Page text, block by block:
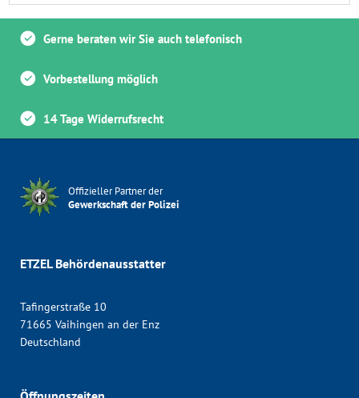
Gerne beraten wir Sie auch telefonisch
Vorbestellung möglich
14 Tage Widerrufsrecht
Offizieller Partner der
Gewerkschaft der Polizei
ETZEL Behördenausstatter
Tafingerstraße 10
71665 Vaihingen an der Enz
Deutschland